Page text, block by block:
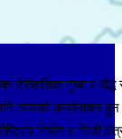
ऐतिहासिक गुम्बा
कार्यान्वयन
नियोग र निजी